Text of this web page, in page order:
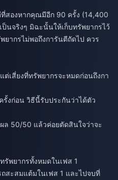
สองหากคุณมีอีก 90 ครั้ง (14,400
นจริงๆ มิฉะนั้นให้เก็บทรัพยากรไว้
ยากรไม่พอถึงการันตีถัดไป ควร
ต่เสี่ยงที่ทรัพยากรจะหมดก่อนถึงกา
รั้งก่อน วิธีนี้รับประกันว่าได้ตัว
ล 50/50 แล้วค่อยตัดสินใจว่าจะ
รัพยากรทั้งหมดในเฟส 1
สะสมแต้มในเฟส 1 และไปจบที่